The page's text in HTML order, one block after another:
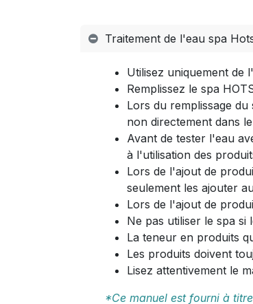
Traitement de l'eau spa
Utilisez uniquement de
Remplissez le spa
Lors du remplissage
non directement dans
Avant de tester l'eau
à l'utilisation des
Lors de l'ajout de
seulement les ajouter
Lors de l'ajout de
Ne pas utiliser le spa
La teneur en produits
Les produits doivent
Lisez attentivement le
*Ce manuel est fourni à